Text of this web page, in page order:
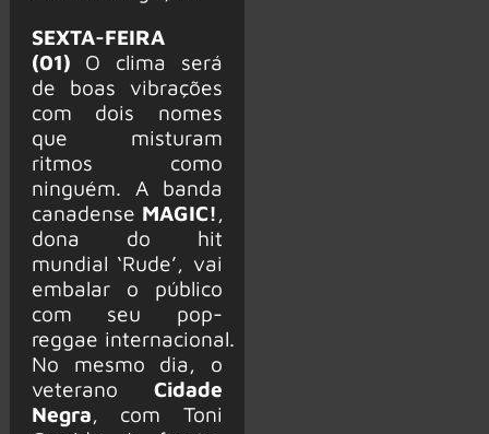
SEXTA-FEIRA
(01) O clima será
de boas vibrações
com dois nomes
que misturam
ritmos como
ninguém. A banda
canadense MAGIC!,
dona do hit
mundial ‘Rude’, vai
embalar o público
com seu pop-
reggae internacional.
No mesmo dia, o
veterano Cidade
Negra, com Toni